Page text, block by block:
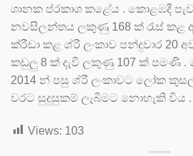
ශානක ප්රකාශ කළේය . කොළඹදී
නවසීලන්තය ලකුණු 168 ක් රැස් කළ
ක්රීඩා කළ ශ්රී ලංකාව පන්දුවාර 20
කඩුලු 8 ක් දැවී ලකුණු 107 ක් පමණි .
2014 න් පසු ශ්රී ලංකාවට ලෝක
වරට සුදුසුකම් ලැබීමට නොහැකි විය .
Views: 103